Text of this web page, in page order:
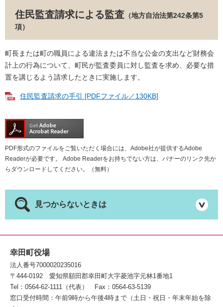
住民監査請求による監査 （地方自治法第242条第5
項）
町長または町の職員による違法または不当な公金の支出など財務会
計上の行為について、町民が監査委員に対し監査を求め、必要な措
置を講じるよう請求したときに実施します。
住民監査請求の手引 [PDFファイル／130KB]
PDF形式のファイルをご覧いただく場合には、Adobe社が提供するAdobe
Readerが必要です。
Adobe Readerをお持ちでない方は、バナーのリンク先か
らダウンロードしてください。（無料）
見つからないときは
幸田町役場
法人番号7000020235016
〒444-0192
愛知県額田郡幸田町大字菱池字元林1番地1
Tel：0564-62-1111（代表）
Fax：0564-63-5139
窓口受付時間：午前9時から午後4時まで（土日・祝日・年末年始を除